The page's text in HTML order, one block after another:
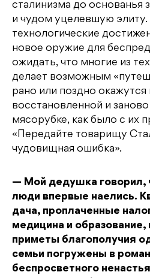
сталинизма до основанья
и чудом уцелевшую элиту.
технологические
новое оружие для
ожидать, что многие из
делает возможным
рано или поздно
восстановленной и
мясорубке, как было с их
«Передайте товарищу
чудовищная ошибка».
— Мой дедушка говорил,
люди впервые наелись.
дача, проплаченные
медицина и
приметы благополучия
семьи погружены в
беспросветного